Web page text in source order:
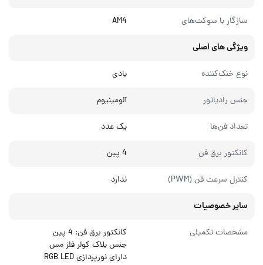
سازگار با سوکت‌های AM4
ویژگی های اصلی
نوع خنک‌کننده بادی
جنس رادیاتور آلومینیوم
تعداد فن‌ها یک عدد
کانکتور برق فن 4 پین
کنترل سرعت فن (PWM) ندارد
سایر خصوصیات
مشخصات تکمیلی
کانکتور برق فن: 4 پین
جنس بلاک کولر فلز مس
دارای نورپردازی RGB LED